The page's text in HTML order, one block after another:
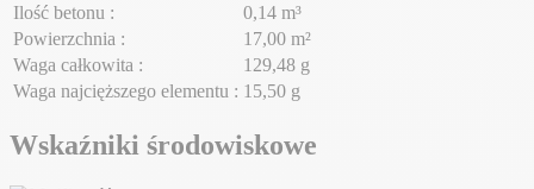
Ilość betonu :
0,14 m³
Powierzchnia :
17,00 m²
Waga całkowita :
129,48 g
Waga najcięższego elementu : 15,50 g
Wskaźniki środowiskowe